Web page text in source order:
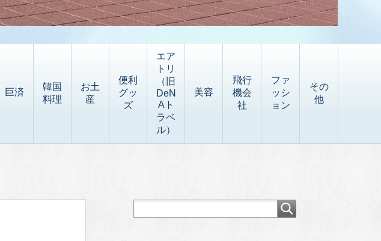
巨済
韓国
料理
お土
産
便利
グッ
ズ
エア
トリ
（旧
DeN
Aト
ラベ
ル）
美容
飛行
機会
社
ファ
ッシ
ョン
その
他